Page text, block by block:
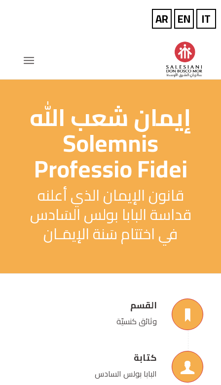
إيمان شعب الله
Solemnis
Professio Fidei
قانون الإيمان الذي أعلنه
قداسة البابا بولس السَادس
في اختتام سَنة الإيمَـان
القسم
وثائق كنسيّة
كتابة
البابا بولس السادس